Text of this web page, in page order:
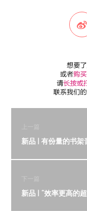
上一篇
新品 | 有份量的书架
下一篇
新品 | “效率更高的